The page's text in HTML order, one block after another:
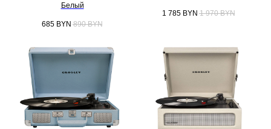
Белый
685 BYN 890 BYN
1 785 BYN 1 970 BYN